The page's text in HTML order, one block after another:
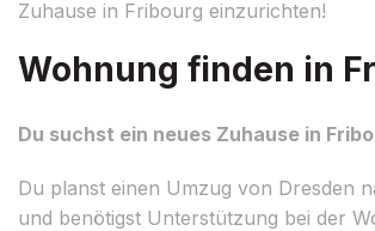
Zuhause in Fribourg einzurichten!
Wohnung finden in
Du suchst ein neues Zuhause in
Du planst einen Umzug von Dresden
und benötigst Unterstützung bei der